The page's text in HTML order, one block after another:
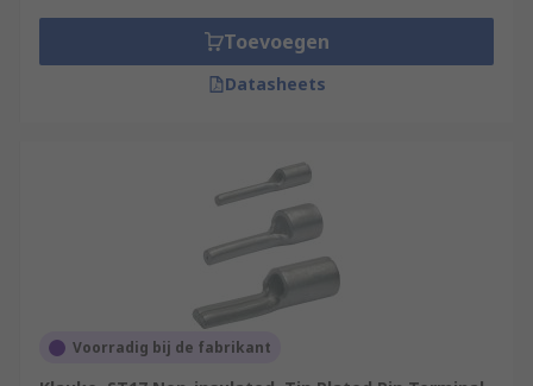
Toevoegen
Datasheets
Voorradig bij de fabrikant